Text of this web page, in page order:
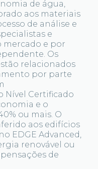
de água,
aos materiais
de análise e
e
mercado e por
Os
relacionados
por parte
Nível Certificado
e o
ou mais. O
aos edifícios
EDGE Advanced,
renovável ou
de